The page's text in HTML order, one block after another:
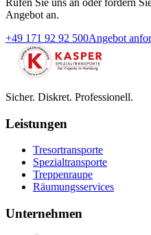
Rufen Sie uns an oder fordern
Angebot an.
+49 171 92 92 500Angebot
Sicher. Diskret. Professionell.
Leistungen
Tresortransporte
Spezialtransporte
Treppenraupe
Räumungsservices
Unternehmen